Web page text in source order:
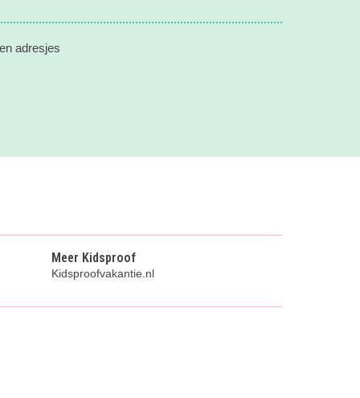
adresjes
Meer Kidsproof
Kidsproofvakantie.nl